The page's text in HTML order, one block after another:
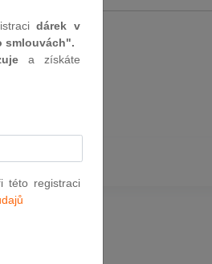
dárek v
smlouvách".
a získáte
této registraci